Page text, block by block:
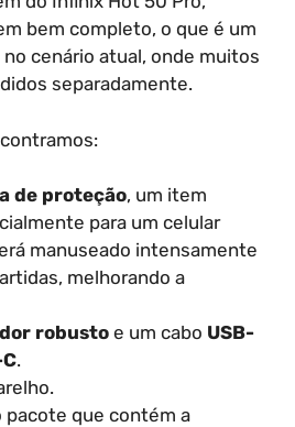
bem completo, o que é um
cenário atual, onde muitos
separadamente.
de proteção, um item
para um celular
manuseado intensamente
melhorando a
robusto e um cabo USB-
.
pacote que contém a